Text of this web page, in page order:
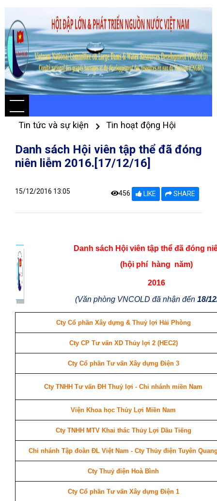
Tin tức và sự kiện Tin hoạt động Hội
Danh sách Hội viên tập thể đã đóng
niên liễm 2016.[17/12/16]
15/12/2016 13:05 456 LIKE SHARE
Danh sách Hội viên tập thể đã đóng
(hội phí
hàng năm)
2016
(Văn phòng VNCOLD đã nhận đến 18/
Cty Cổ phần Xây dựng & Thuỷ lợi Hải Phòng
Cty CP Tư vấn XD Thủy lợi 2 (HEC2)
Cty Cổ phần Tư vấn Xây dựng Điện 3
Cty TNHH Tư vấn ĐH Thuỷ lợi - Chi nhánh miền Nam
Viện Khoa học Thủy Lợi Miền Nam
Cty TNHH MTV Khai thác Thủy Lợi Dầu Tiếng
Chi nhánh Tập đoàn ĐL Việt Nam - Cty Thủy điện Tuyên
Cty Thuỷ điện Hoà Bình
Cty Cổ phần Tư vấn Xây dựng Điện 1